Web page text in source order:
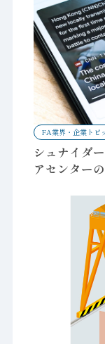
FA業界・企業トピ
シュナイダ
アセンター